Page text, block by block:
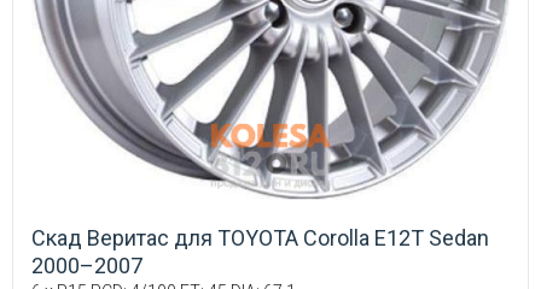
Скад Веритас для TOYOTA Corolla E12T Sedan
2000–2007